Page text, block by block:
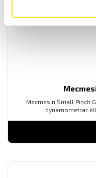
Mecmesin Small Pinch
dynamometrar